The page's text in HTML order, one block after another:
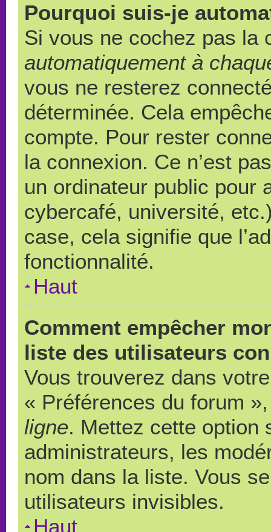
Pourquoi suis-je
Si vous ne cochez pas la
automatiquement à
vous ne resterez
déterminée. Cela
compte. Pour rester
la connexion. Ce n’est
un ordinateur public pour
cybercafé, université,
case, cela signifie que
fonctionnalité.
Haut
Comment empêcher
liste des utilisateurs
Vous trouverez dans
« Préférences du forum
ligne. Mettez cette option
administrateurs, les
nom dans la liste. Vous
utilisateurs invisibles.
Haut